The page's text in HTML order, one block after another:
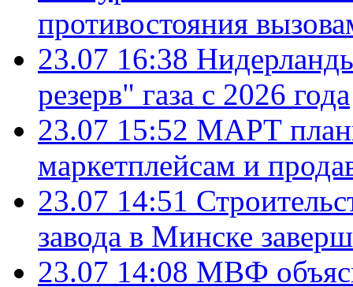
противостояния
23.07 16:38
резерв" газа с 2026 года
23.07 15:52 МАРТ
маркетплейсам и
23.07 14:51
завода в Минске
23.07 14:08 МВФ